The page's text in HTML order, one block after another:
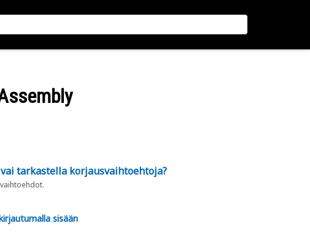
tarkastella korjausvaihtoehtoja?
sisään